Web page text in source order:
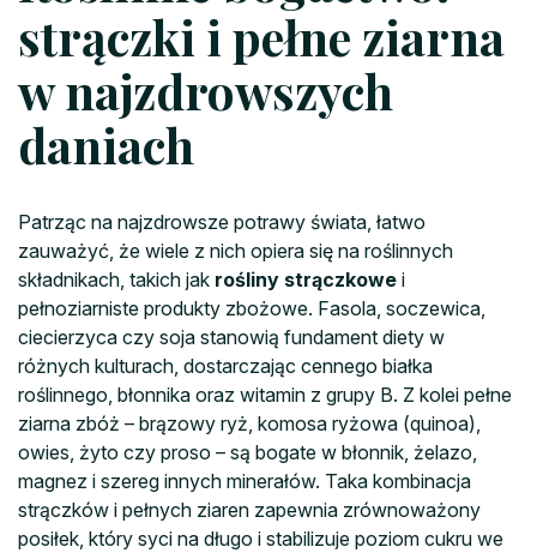
strączki i pełne ziarna
w najzdrowszych
daniach
Patrząc na najzdrowsze potrawy świata, łatwo
zauważyć, że wiele z nich opiera się na roślinnych
składnikach, takich jak rośliny strączkowe i
pełnoziarniste produkty zbożowe. Fasola, soczewica,
ciecierzyca czy soja stanowią fundament diety w
różnych kulturach, dostarczając cennego białka
roślinnego, błonnika oraz witamin z grupy B. Z kolei pełne
ziarna zbóż – brązowy ryż, komosa ryżowa (quinoa),
owies, żyto czy proso – są bogate w błonnik, żelazo,
magnez i szereg innych minerałów. Taka kombinacja
strączków i pełnych ziaren zapewnia zrównoważony
posiłek, który syci na długo i stabilizuje poziom cukru we